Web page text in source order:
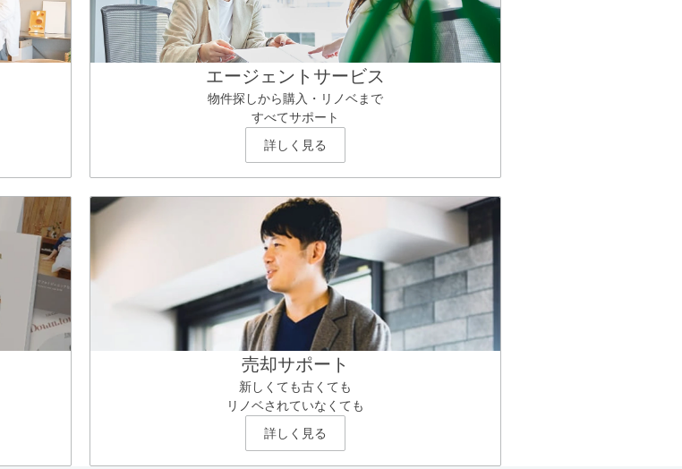
エージェントサービス
物件探しから購入・リノベまで
すべてサポート
詳しく見る
売却サポート
新しくても古くても
リノベされていなくても
詳しく見る